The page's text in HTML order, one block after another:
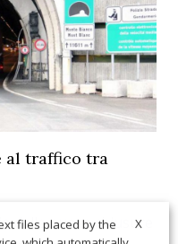
al traffico tra
delle nuove chiusure
X
files placed by the